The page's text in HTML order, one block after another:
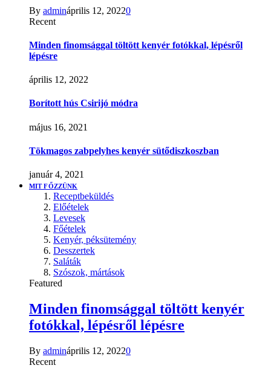
By admináprilis 12, 20220
Recent
Minden finomsággal töltött kenyér fotókkal, lépésről
lépésre
április 12, 2022
Borított hús Csirijó módra
május 16, 2021
Tökmagos zabpelyhes kenyér sütődiszkoszban
január 4, 2021
MIT FŐZZÜNK
Receptbeküldés
Előételek
Levesek
Főételek
Kenyér, péksütemény
Desszertek
Saláták
Szószok, mártások
Featured
Minden finomsággal töltött kenyér
fotókkal, lépésről lépésre
By admináprilis 12, 20220
Recent